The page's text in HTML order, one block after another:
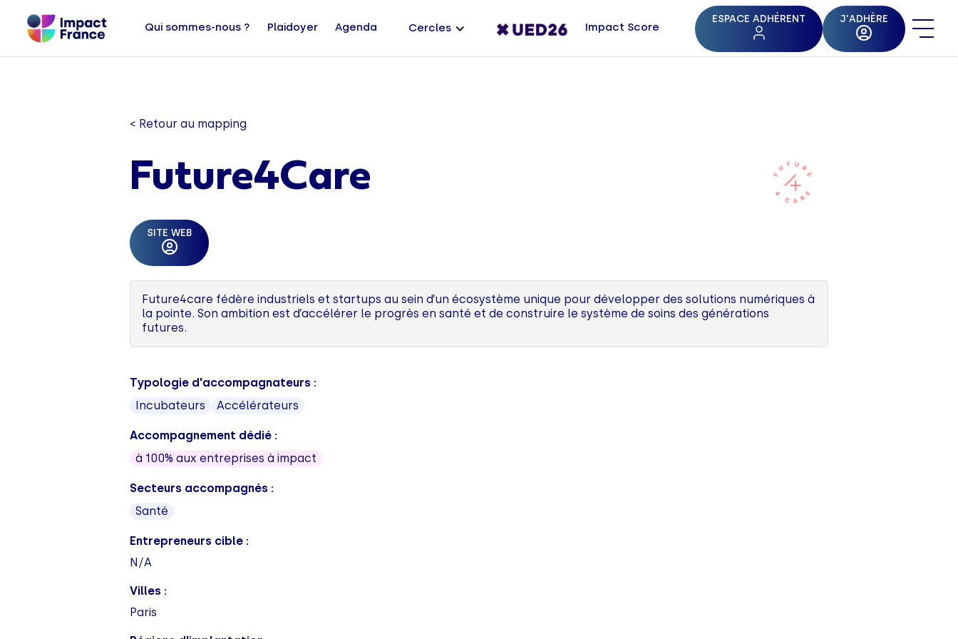
Qui sommes-nous ? Plaidoyer Agenda Cercles Impact Score
ESPACE ADHÉRENT J'ADHÈRE
< Retour au mapping
Future4Care
SITE WEB
Future4care fédère industriels et startups au sein d’un écosystème unique pour développer des solutions numériques à
la pointe. Son ambition est d’accélérer le progrès en santé et de construire le système de soins des générations
futures.
Typologie d'accompagnateurs :
Incubateurs
Accélérateurs
Accompagnement dédié :
à 100% aux entreprises à impact
Secteurs accompagnés :
Santé
Entrepreneurs cible :
N/A
Villes :
Paris